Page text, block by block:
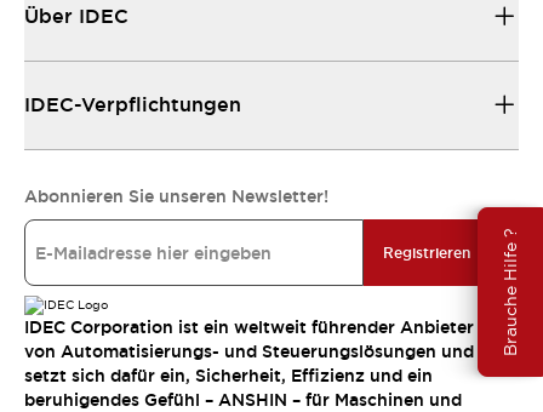
Brauche Hilfe ?
Über IDEC
IDEC-Verpflichtungen
Abonnieren Sie unseren Newsletter!
Registrieren
IDEC Corporation ist ein weltweit führender Anbieter
von Automatisierungs- und Steuerungslösungen und
setzt sich dafür ein, Sicherheit, Effizienz und ein
beruhigendes Gefühl – ANSHIN – für Maschinen und